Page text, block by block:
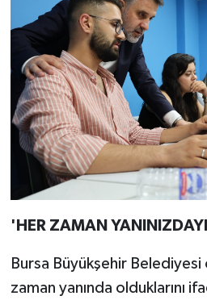
'HER ZAMAN
Bursa Büyükşehir
zaman yanında olduklarını